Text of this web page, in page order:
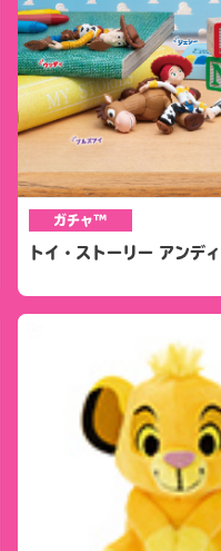
ガチャ™
トイ・ストーリー アンデ